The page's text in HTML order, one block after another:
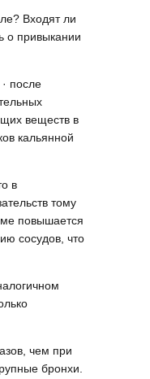
Входят ли
о привыкании
после
веществ в
кальянной
в
тому
повышается
сосудов, что
чем при
бронхи.